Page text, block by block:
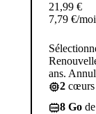
21,99 €
7,79 €/
ans.
2
8 Go